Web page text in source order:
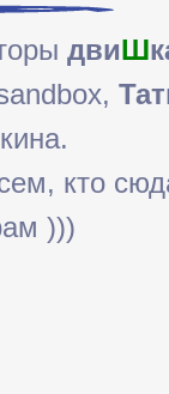
двиШ
кто
)))